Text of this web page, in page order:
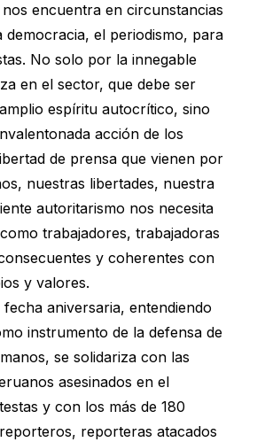
encuentra en circunstancias
democracia, el periodismo, para
No solo por la innegable
en el sector, que debe ser
espíritu autocrítico, sino
acción de los
de prensa que vienen por
nuestras libertades, nuestra
autoritarismo nos necesita
trabajadores, trabajadoras
y coherentes con
y valores.
aniversaria, entendiendo
instrumento de la defensa de
se solidariza con las
asesinados en el
y con los más de 180
reporteras atacados